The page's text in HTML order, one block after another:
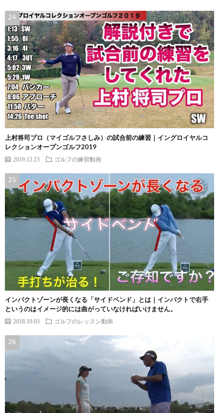
上村将司プロ（マイゴルフさしみ）の試合前の練習｜イングロイヤルコ
レクションオープンゴルフ2019
2019.12.23 ゴルフの練習動画
インパクトゾーンが長くなる「サイドベンド」とは｜インパクトで右手
というのはイメージ的には曲がっていなければいけません。
2018.10.03 ゴルフのレッスン動画